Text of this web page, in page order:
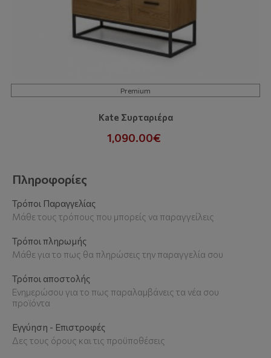
Premium
Kate Συρταριέρα
1,090.00€
Πληροφορίες
Τρόποι Παραγγελίας
Μάθε τους τρόπους που μπορείς να παραγγείλεις
Τρόποι πληρωμής
Μάθε για το πως θα πληρώσεις την παραγγελία σου
Τρόποι αποστολής
Ενημερώσου για το πως παραλαμβάνεις τα νέα σου
προϊόντα
Εγγύηση - Επιστροφές
Δες τους όρους και τις προϋποθέσεις